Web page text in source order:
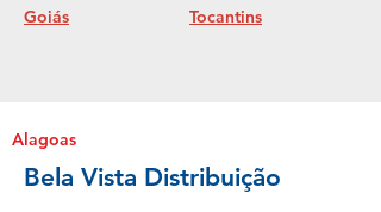
Goiás
Tocantins
Alagoas
Bela Vista Distribuição